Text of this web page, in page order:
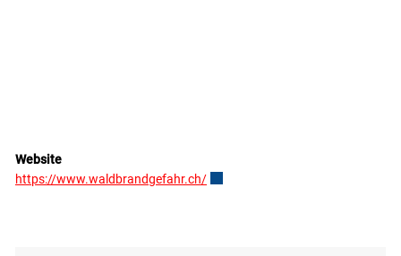
Website
https://www.waldbrandgefahr.ch/